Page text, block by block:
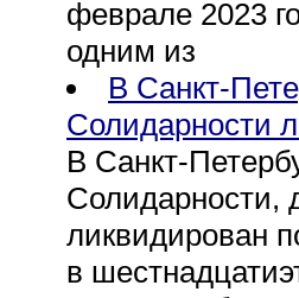
феврале 2023
одним из
В Санкт-
Солидарности
В Санкт-
Солидарности,
ликвидирован
в